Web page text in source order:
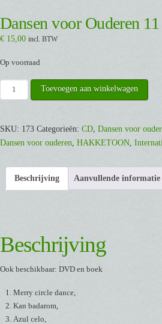
Dansen voor Ouderen
€ 15,00 incl. BTW
Op voorraad
Dansen
voor
11
[CD]
Toevoegen aan winkelwagen
SKU: 173 Categorieën: CD, Dansen voor
Dansen voor ouderen, HAKKETOON,
Beschrijving Aanvullende informatie
Beschrijving
Ook beschikbaar: DVD en boek
Merry circle dance,
Kan badarom,
Azul celo,